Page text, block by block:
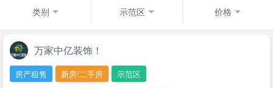
类别 示范区 价格
万家中亿装饰！
房产租售 新房/二手房 示范区